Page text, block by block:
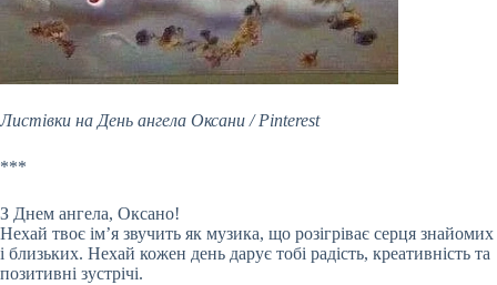
Листівки на День ангела Оксани / Pinterest
***
З Днем ангела, Оксано!
Нехай твоє ім’я звучить як музика, що розігріває серця знайомих
і близьких. Нехай кожен день дарує тобі радість, креативність та
позитивні зустрічі.